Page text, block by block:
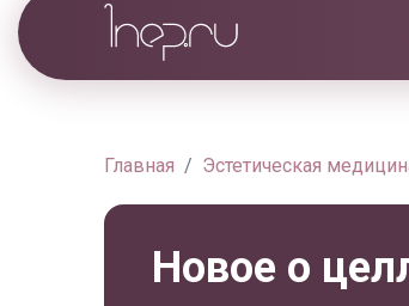
Главная Эстетическая
Новое о